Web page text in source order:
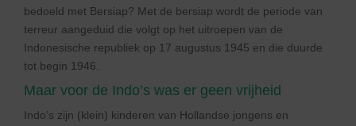
bedoeld met Bersiap? Met de bersiap wordt de periode van
terreur aangeduid die volgt op het uitroepen van de
Indonesische republiek op 17 augustus 1945 en die duurde
tot begin 1946.
Maar voor de Indo’s was er geen vrijheid
Indo’s zijn (klein) kinderen van Hollandse jongens en